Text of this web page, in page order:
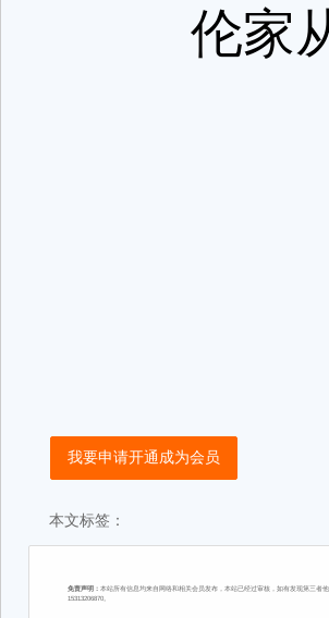
伦家从
我要申请开通成为会员
本文标签：
免责声明： 本站所有信息均来自网络和相关会员发布，本站已经过审核，如有发现第三者
15313206870。